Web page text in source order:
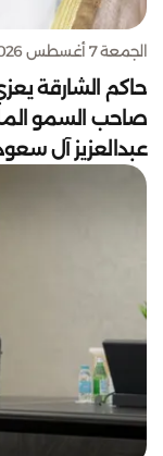
الجمعة 7 أغسطس 2026
حاكم الشارقة
صاحب السمو
عبدالعزيز آل